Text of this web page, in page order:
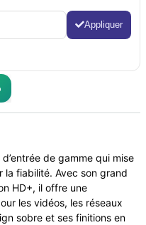
Appliquer
de gamme qui mise
la fiabilité. Avec son grand
HD+, il offre une
les vidéos, les réseaux
sobre et ses finitions en